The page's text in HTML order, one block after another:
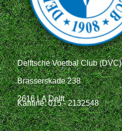
Delftsche Voetbal Club (DVC)
Brasserskade 238
2616 LA Delft
Kantine: 015 - 2132548